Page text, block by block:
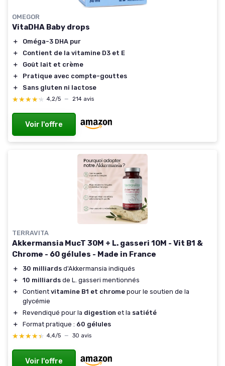
OMEGOR
VitaDHA Baby drops
＋
Oméga-3 DHA pur
＋
Contient de la vitamine D3 et E
＋
Goût lait et crème
＋
Pratique avec compte-gouttes
＋
Sans gluten ni lactose
★★★★★
★★★★★ 4,2/5 — 214 avis
Voir l'offre
TERRAVITA
Akkermansia MucT 30M + L. gasseri 10M - Vit B1 &
Chrome - 60 gélules - Made in France
＋ 30 milliards d'Akkermansia indiqués
＋
10 milliards de L. gasseri mentionnés
＋
Contient vitamine B1 et chrome pour le soutien de la
glycémie
＋
Revendiqué pour la digestion et la satiété
＋
Format pratique : 60 gélules
★★★★★
★★★★★ 4,4/5 — 30 avis
Voir l'offre